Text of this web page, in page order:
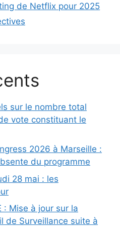
de Netflix pour 2025
sur le nombre total
vote constituant le
2026 à Marseille :
du programme
28 mai : les
: Mise à jour sur la
de Surveillance suite à